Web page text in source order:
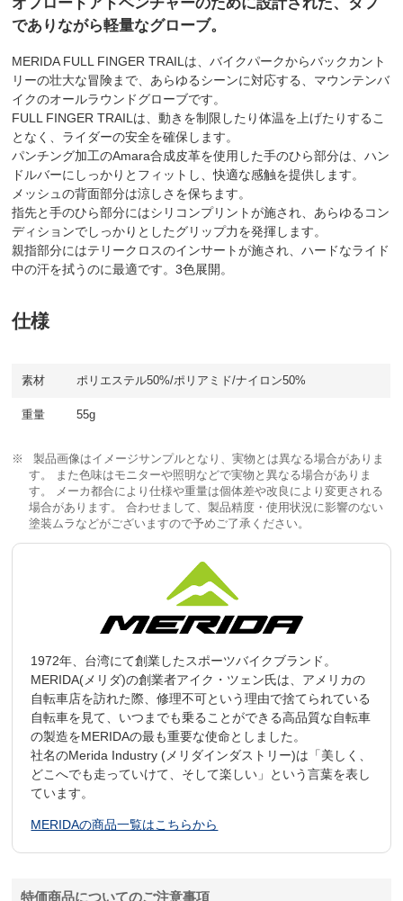
でありながら軽量なグローブ。
MERIDA FULL FINGER TRAILは、バイクパークからバックカント
リーの壮大な冒険まで、あらゆるシーンに対応する、マウンテンバ
イクのオールラウンドグローブです。
FULL FINGER TRAILは、動きを制限したり体温を上げたりするこ
となく、ライダーの安全を確保します。
パンチング加工のAmara合成皮革を使用した手のひら部分は、ハン
ドルバーにしっかりとフィットし、快適な感触を提供します。
メッシュの背面部分は涼しさを保ちます。
指先と手のひら部分にはシリコンプリントが施され、あらゆるコン
ディションでしっかりとしたグリップ力を発揮します。
親指部分にはテリークロスのインサートが施され、ハードなライド
中の汗を拭うのに最適です。3色展開。
仕様
素材 ポリエステル50%/ポリアミド/ナイロン50%
重量 55g
製品画像はイメージサンプルとなり、実物とは異なる場合がありま
す。 また色味はモニターや照明などで実物と異なる場合がありま
す。 メーカ都合により仕様や重量は個体差や改良により変更される
場合があります。 合わせまして、製品精度・使用状況に影響のない
塗装ムラなどがございますので予めご了承ください。
1972年、台湾にて創業したスポーツバイクブランド。
MERIDA(メリダ)の創業者アイク・ツェン氏は、アメリカの
自転車店を訪れた際、修理不可という理由で捨てられている
自転車を見て、いつまでも乗ることができる高品質な自転車
の製造をMERIDAの最も重要な使命としました。
社名のMerida Industry (メリダインダストリー)は「美しく、
どこへでも走っていけて、そして楽しい」という言葉を表し
ています。
MERIDAの商品一覧はこちらから
特価商品についてのご注意事項